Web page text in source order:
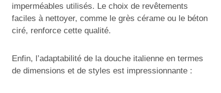
imperméables utilisés. Le choix de revêtements
faciles à nettoyer, comme le grès cérame ou le béton
ciré, renforce cette qualité.
Enfin, l’adaptabilité de la douche italienne en termes
de dimensions et de styles est impressionnante :